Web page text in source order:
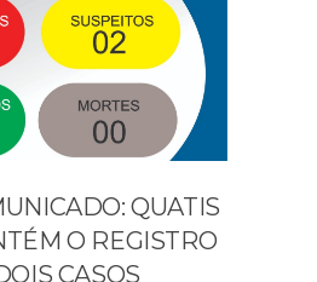
QUATIS
O REGISTRO
CASOS